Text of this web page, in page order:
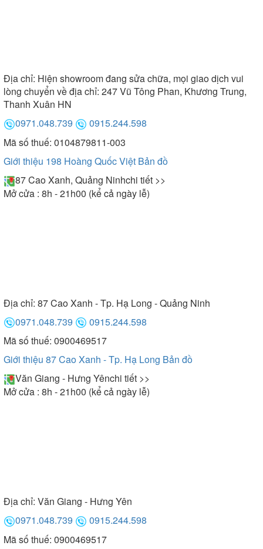
Địa chỉ: Hiện showroom đang sửa chữa, mọi giao dịch vui
lòng chuyển về địa chỉ: 247 Vũ Tông Phan, Khương Trung,
Thanh Xuân HN
0971.048.739
0915.244.598
Mã số thuế: 0104879811-003
Giới thiệu 198 Hoàng Quốc Việt Bản đồ
87 Cao Xanh, Quảng Ninhchi tiết >>
Mở cửa : 8h - 21h00 (kể cả ngày lễ)
Địa chỉ: 87 Cao Xanh - Tp. Hạ Long - Quảng Ninh
0971.048.739
0915.244.598
Mã số thuế: 0900469517
Giới thiệu 87 Cao Xanh - Tp. Hạ Long Bản đồ
Văn Giang - Hưng Yênchi tiết >>
Mở cửa : 8h - 21h00 (kể cả ngày lễ)
Địa chỉ: Văn Giang - Hưng Yên
0971.048.739
0915.244.598
Mã số thuế: 0900469517